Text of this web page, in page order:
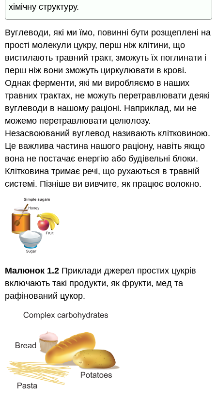
хімічну структуру.
Вуглеводи, які ми їмо, повинні бути розщеплені на
прості молекули цукру, перш ніж клітини, що
вистилають травний тракт, зможуть їх поглинати і
перш ніж вони зможуть циркулювати в крові.
Однак ферменти, які ми виробляємо в наших
травних трактах, не можуть перетравлювати деякі
вуглеводи в нашому раціоні. Наприклад, ми не
можемо перетравлювати целюлозу.
Незасвоюваний вуглевод називають клітковиною.
Це важлива частина нашого раціону, навіть якщо
вона не постачає енергію або будівельні блоки.
Клітковина тримає речі, що рухаються в травній
системі. Пізніше ви вивчите, як працює волокно.
Малюнок 1.2 Приклади джерел простих цукрів
включають такі продукти, як фрукти, мед та
рафінований цукор.